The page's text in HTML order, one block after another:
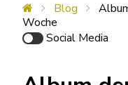
Blog
Woche
Social Media